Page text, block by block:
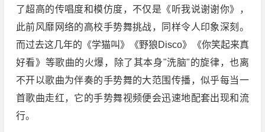
了超高的传唱度和模仿度，不仅是《听我说谢谢你》，
此前风靡网络的高校手势舞挑战，同样令人印象深刻。
而过去这几年的《学猫叫》《野狼Disco》《你笑起来真
好看》等歌曲的火爆，除了其本身"洗脑"的旋律，也离
不开以歌曲为伴奏的手势舞的大范围传播，似乎每当一
首歌曲走红，它的手势舞视频便会迅速地配套出现和流
行。